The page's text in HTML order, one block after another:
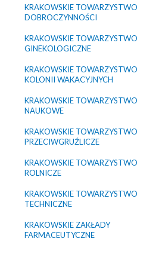
KRAKOWSKIE TOWARZYSTWO
DOBROCZYNNOŚCI
KRAKOWSKIE TOWARZYSTWO
GINEKOLOGICZNE
KRAKOWSKIE TOWARZYSTWO
KOLONII WAKACYJNYCH
KRAKOWSKIE TOWARZYSTWO
NAUKOWE
KRAKOWSKIE TOWARZYSTWO
PRZECIWGRUŹLICZE
KRAKOWSKIE TOWARZYSTWO
ROLNICZE
KRAKOWSKIE TOWARZYSTWO
TECHNICZNE
KRAKOWSKIE ZAKŁADY
FARMACEUTYCZNE